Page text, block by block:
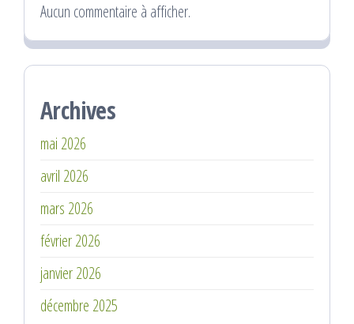
Aucun commentaire à afficher.
Archives
mai 2026
avril 2026
mars 2026
février 2026
janvier 2026
décembre 2025